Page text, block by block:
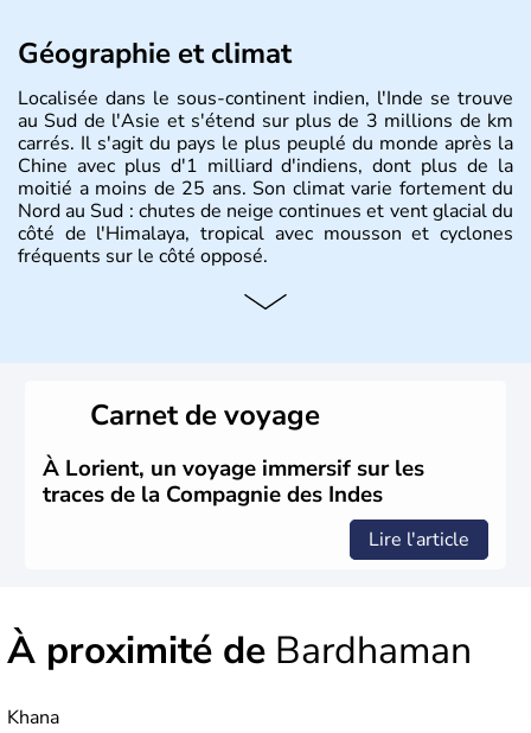
Géographie et climat
Localisée dans le sous-continent indien, l'Inde se trouve
au Sud de l'Asie et s'étend sur plus de 3 millions de km
carrés. Il s'agit du pays le plus peuplé du monde après la
Chine avec plus d'1 milliard d'indiens, dont plus de la
moitié a moins de 25 ans. Son climat varie fortement du
Nord au Sud : chutes de neige continues et vent glacial du
côté de l'Himalaya, tropical avec mousson et cyclones
fréquents sur le côté opposé.
Histoire et administration
siècle, l'Inde reste sous la domination de l'empire
britannique jusqu'à l'obtention de son indépendance en
1947. Le Taj Mahal, mausolée construit par un empereur
en l'honneur de son épouse, a été édifié dans les années
1640 et est aujourd'hui considéré comme l'une des 7
Carnet de voyage
À Lorient, un voyage immersif sur les
traces de la Compagnie des Indes
Lire l'article
À proximité de Bardhaman
Khana